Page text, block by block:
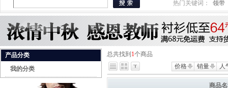
热门关键词： 领带
产品分类
我的分类
总共找到 1个商品
价格
销量 人
商品